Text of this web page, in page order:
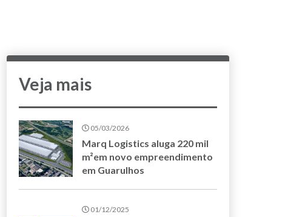
Veja mais
05/03/2026
Marq Logistics aluga 220 mil
m²em novo empreendimento
em Guarulhos
01/12/2025